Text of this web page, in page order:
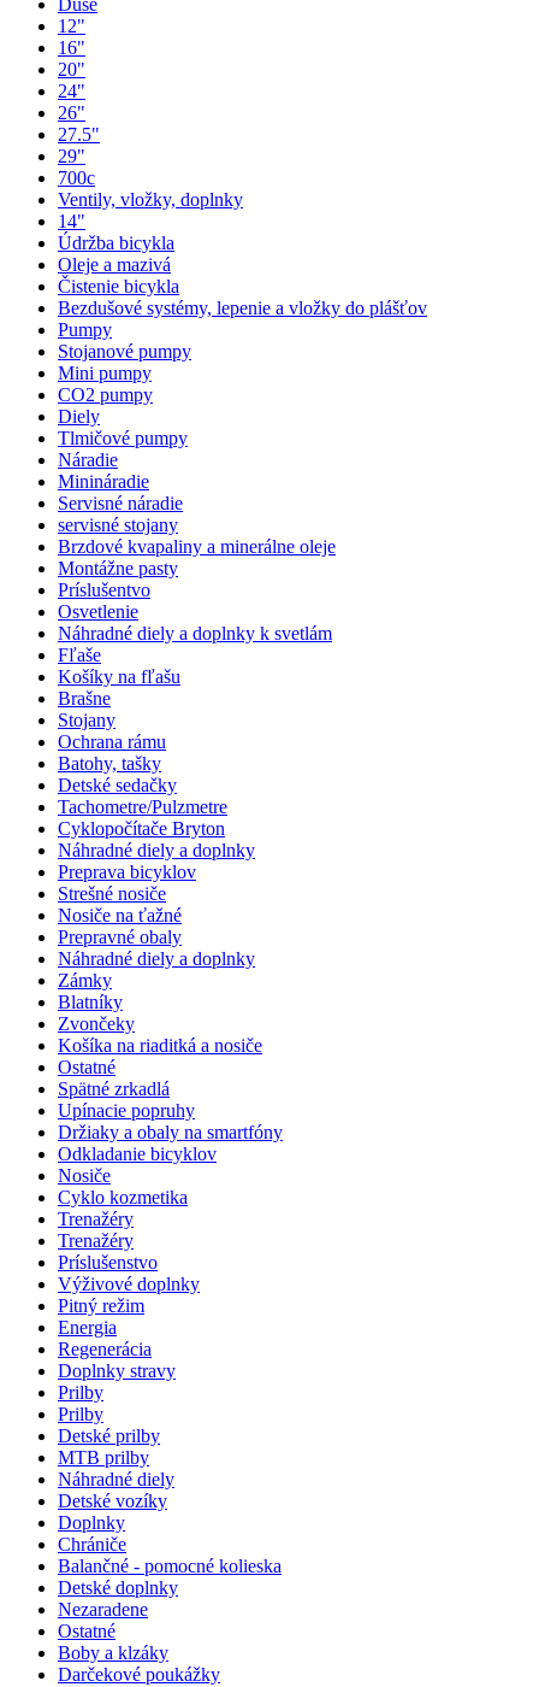
Duše
12"
16"
20"
24"
26"
27.5"
29"
700c
Ventily, vložky, doplnky
14"
Údržba bicykla
Oleje a mazivá
Čistenie bicykla
Bezdušové systémy, lepenie a vložky do plášťov
Pumpy
Stojanové pumpy
Mini pumpy
CO2 pumpy
Diely
Tlmičové pumpy
Náradie
Minináradie
Servisné náradie
servisné stojany
Brzdové kvapaliny a minerálne oleje
Montážne pasty
Príslušentvo
Osvetlenie
Náhradné diely a doplnky k svetlám
Fľaše
Košíky na fľašu
Brašne
Stojany
Ochrana rámu
Batohy, tašky
Detské sedačky
Tachometre/Pulzmetre
Cyklopočítače Bryton
Náhradné diely a doplnky
Preprava bicyklov
Strešné nosiče
Nosiče na ťažné
Prepravné obaly
Náhradné diely a doplnky
Zámky
Blatníky
Zvončeky
Košíka na riaditká a nosiče
Ostatné
Spätné zrkadlá
Upínacie popruhy
Držiaky a obaly na smartfóny
Odkladanie bicyklov
Nosiče
Cyklo kozmetika
Trenažéry
Trenažéry
Príslušenstvo
Výživové doplnky
Pitný režim
Energia
Regenerácia
Doplnky stravy
Prilby
Prilby
Detské prilby
MTB prilby
Náhradné diely
Detské vozíky
Doplnky
Chrániče
Balančné - pomocné kolieska
Detské doplnky
Nezaradene
Ostatné
Boby a klzáky
Darčekové poukážky